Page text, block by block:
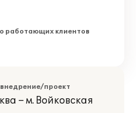
работающих клиентов
проект
– м. Войковская